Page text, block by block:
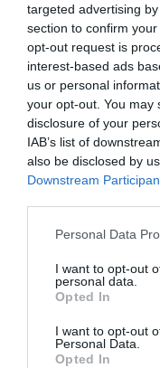
targeted advertising
section to confirm
opt-out request is
interest-based ads
us or personal
your opt-out. You may
disclosure of your
IAB’s list of
also be disclosed by
Downstream
Please note that this
not limited to your
grant or deny consent
use your data for
consent section.
Personal Data
I want to opt-out
personal data.
Opted In
I want to opt-out
Personal Data.
Opted In
08.08.2026 | 09:02
«Η απόλυτη
του Αρκά για τα
08.08.2026 | 12:02
Ιράν: